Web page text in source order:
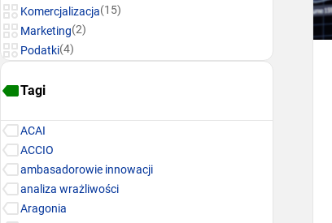
Komercjalizacja(15)
Marketing(2)
Podatki(4)
Tagi
ACAI
ACCIO
ambasadorowie innowacji
analiza wrażliwości
Aragonia